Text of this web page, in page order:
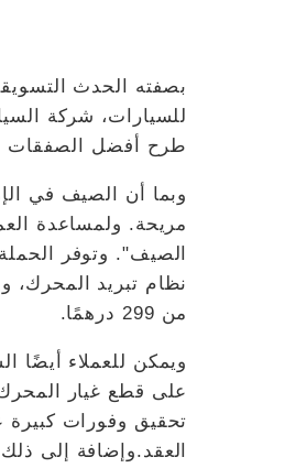
بصفته الحدث
للسيارات، شركة
طرح أفضل الصفقات
وبما أن الصيف في
مريحة. ولمساعدة
نظام تبريد المحرك،
من 299 درهمًا.
تحقيق وفورات كبيرة
العقد.وإضافة إلى